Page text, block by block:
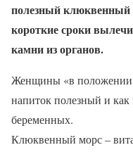
полезный
короткие сроки
камни из органов.
Женщины «в
напиток полезный и
беременных.
Клюквенный морс –